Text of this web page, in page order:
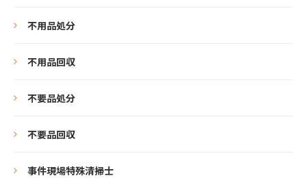
不用品処分
不用品回収
不要品処分
不要品回収
事件現場特殊清掃士